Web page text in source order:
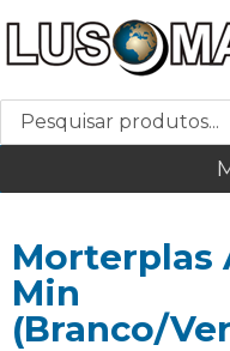
Morterplas
Min
(Branco/